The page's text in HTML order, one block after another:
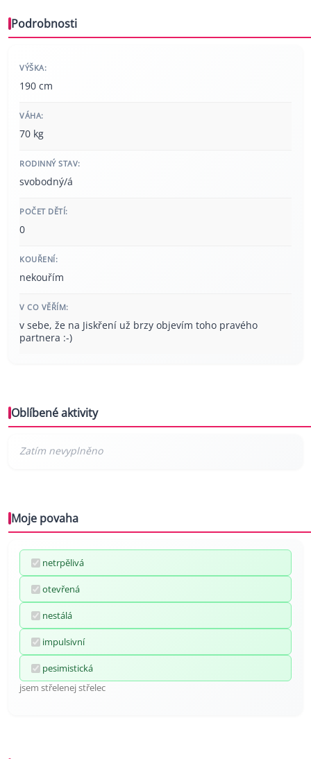
Podrobnosti
VÝŠKA:
190 cm
VÁHA:
70 kg
RODINNÝ STAV:
svobodný/á
POČET DĚTÍ:
0
KOUŘENÍ:
nekouřím
V CO VĚŘÍM:
v sebe, že na Jiskření už brzy objevím toho pravého
partnera :-)
Oblíbené aktivity
Moje povaha
netrpělivá
otevřená
nestálá
impulsivní
pesimistická
jsem střelenej střelec